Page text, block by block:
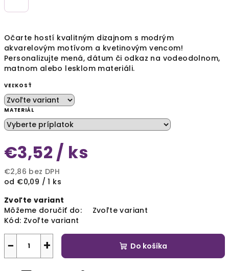
Očarte hostí kvalitným dizajnom s modrým
akvarelovým motívom a kvetinovým vencom!
Personalizujte mená, dátum či odkaz na vodeodolnom,
matnom alebo lesklom materiáli.
VEĽKOSŤ
MATERIÁL
€3,52 / ks
€2,86 bez DPH
Jednotková
od €0,09 / 1 ks
Zvoľte variant
Môžeme doručiť do:
Zvoľte variant
Kód: Zvoľte variant
+
− Do košíka